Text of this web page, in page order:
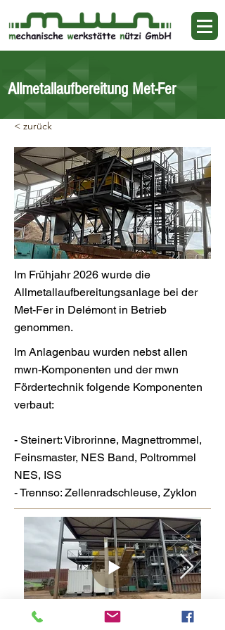
Allmetallaufbereitung Met-Fer
< zurück
Im Frühjahr 2026 wurde die
Allmetallaufbereitungsanlage bei der
Met-Fer in Delémont in Betrieb
genommen.
Im Anlagenbau wurden nebst allen
mwn-Komponenten und der mwn
Fördertechnik folgende Komponenten
verbaut:
- Steinert: Vibrorinne, Magnettrommel,
Feinsmaster, NES Band, Poltrommel
NES, ISS
- Trennso: Zellenradschleuse, Zyklon